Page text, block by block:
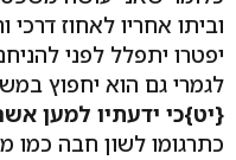
וביתו אחריו לאחוז
יפטרו יתפלל לפני
לגמרי גם הוא יחפוץ
{יט}כי ידעתיו למען
כתרגומו לשון חבה כמו